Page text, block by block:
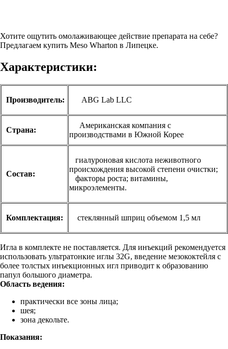
Хотите ощутить омолаживающее действие препарата на себе?
Предлагаем купить Meso Wharton в Липецке.
Характеристики:
Производитель: ABG Lab LLC
Страна:
Американская компания с
производствами в Южной Корее
Состав:
гиалуроновая кислота неживотного
происхождения высокой степени очистки;
факторы роста; витамины,
микроэлементы.
Комплектация: стеклянный шприц объемом 1,5 мл
Игла в комплекте не поставляется. Для инъекций рекомендуется
использовать ультратонкие иглы 32G, введение мезококтейля с
более толстых инъекционных игл приводит к образованию
папул большого диаметра.
Область ведения:
практически все зоны лица;
шея;
зона декольте.
Показания: